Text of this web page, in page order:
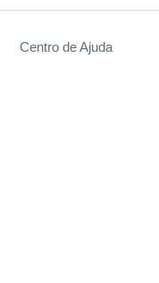
Centro de Ajuda